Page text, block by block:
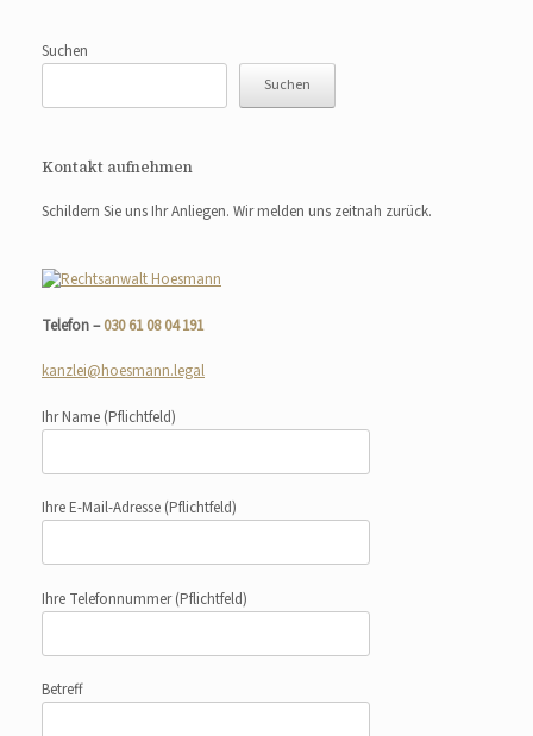
Suchen
Suchen
Kontakt aufnehmen
Schildern Sie uns Ihr Anliegen. Wir melden uns zeitnah zurück.
Telefon –030 61 08 04 191
kanzlei@hoesmann.legal
Ihr Name (Pflichtfeld)
Ihre E-Mail-Adresse (Pflichtfeld)
Ihre Telefonnummer(Pflichtfeld)
Betreff